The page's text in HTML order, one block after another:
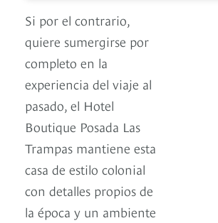
Si por el contrario,
quiere sumergirse por
completo en la
experiencia del viaje al
pasado, el Hotel
Boutique Posada Las
Trampas mantiene esta
casa de estilo colonial
con detalles propios de
la época y un ambiente